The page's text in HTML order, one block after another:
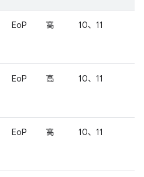
EoP 高 10、11
EoP 高 10、11
EoP 高 10、11